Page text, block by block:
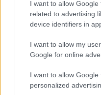
I want to allow
related to advertising
device identifiers in
I want to allow my
Google for online
I want to allow Google
personalized
2011 Sebastian Vettel
2012 Sebastian Vettel
2014 Lewis Hamilton
2015 Lewis Hamilton
2016 Nico Rosberg
2017 Lewis Hamilton